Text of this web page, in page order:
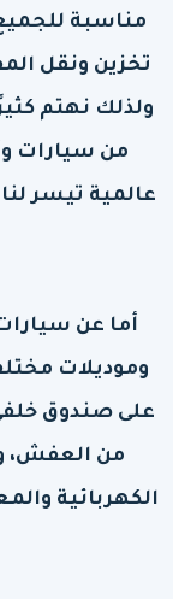
مناسبة
تخزين ونقل
ولذلك نهتم
من سيارات
عالمية تيسر
أما عن
وموديلات
على صندوق
من العفش،
الكهربائية